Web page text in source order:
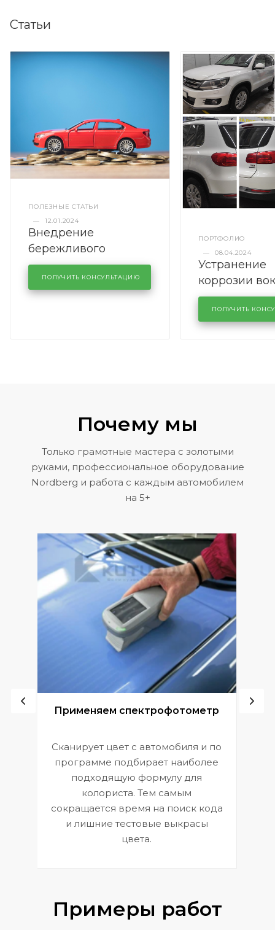
Статьи
ПОЛЕЗНЫЕ СТАТЬИ
—
12.01.2024
Внедрение
бережливого
производства в
кузовном сервисе
KUTUZOVV
ПОЛУЧИТЬ КОНСУЛЬТАЦИЮ
ПОРТФОЛИО
—
08.04.2024
Устранение
коррозии
лобового
районе
Volkswagen
ПОЛУЧИТЬ
Почему мы
Только грамотные мастера с золотыми
руками, профессиональное оборудование
Nordberg и работа с каждым автомобилем
на 5+
Применяем спектрофотометр
Сканирует цвет с автомобиля и по
программе подбирает наиболее
подходящую формулу для
колориста. Тем самым
сокращается время на поиск кода
и лишние тестовые выкрасы
цвета.
Примеры работ